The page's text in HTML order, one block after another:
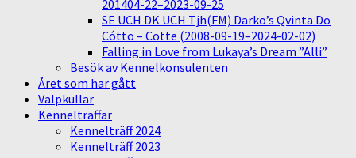
201404-22–2023-09-25
SE UCH DK UCH Tjh(FM) Darko’s Qvinta Do
Cótto – Cotte (2008-09-19–2024-02-02)
Falling in Love from Lukaya’s Dream ”Alli”
Besök av Kennelkonsulenten
Året som har gått
Valpkullar
Kennelträffar
Kennelträff 2024
Kennelträff 2023